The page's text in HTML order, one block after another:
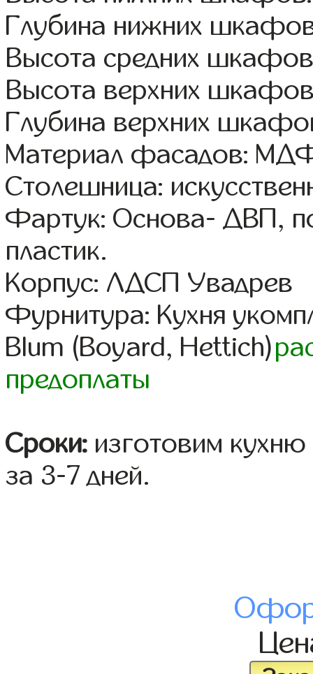
Глубина нижних
Высота средних
Высота верхних
Глубина верхних
Материал фасадов:
Столешница:
Фартук: Основа- ДВП,
пластик.
Корпус: ЛДСП Увадрев
Фурнитура: Кухня
Blum (Boyard, Hettich)
предоплаты
Сроки: изготовим
за 3-7 дней.